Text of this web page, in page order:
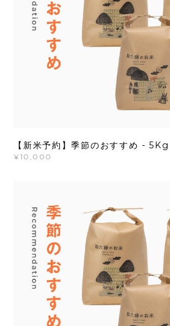
【新米予約】季節のおすすめ - 5Kg
¥10,000